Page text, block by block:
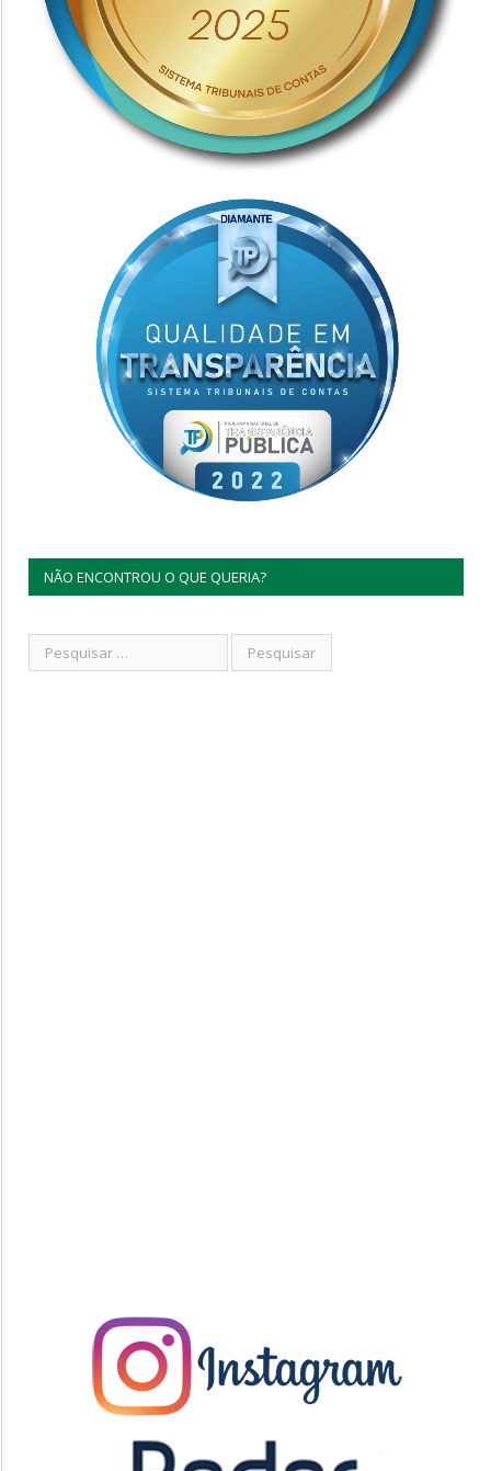
NÃO ENCONTROU O QUE QUERIA?